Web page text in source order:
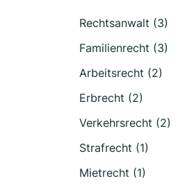
Rechtsanwalt (3)
Familienrecht (3)
Arbeitsrecht (2)
Erbrecht (2)
Verkehrsrecht (2)
Strafrecht (1)
Mietrecht (1)